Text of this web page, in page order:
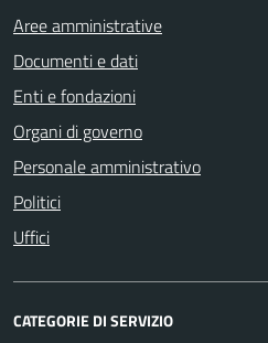
Aree amministrative
Documenti e dati
Enti e fondazioni
Organi di governo
Personale amministrativo
Politici
Uffici
CATEGORIE DI SERVIZIO